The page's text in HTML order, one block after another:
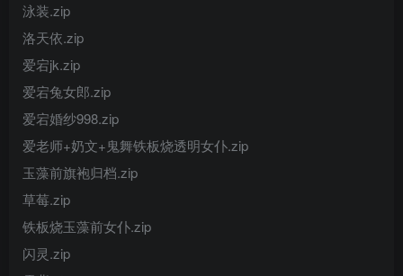
泳装.zip
洛天依.zip
爱宕jk.zip
爱宕兔女郎.zip
爱宕婚纱998.zip
爱老师+奶文+鬼舞铁板烧透明女仆.zip
玉藻前旗袍归档.zip
草莓.zip
铁板烧玉藻前女仆.zip
闪灵.zip